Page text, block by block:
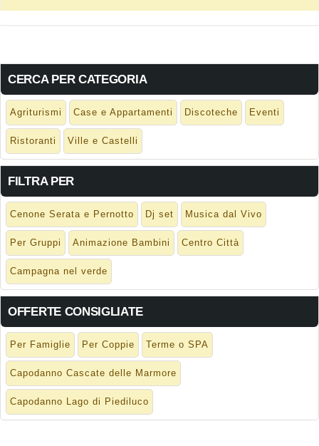
CERCA PER CATEGORIA
Agriturismi Case e Appartamenti Discoteche Eventi
Ristoranti Ville e Castelli
FILTRA PER
Cenone Serata e Pernotto Dj set Musica dal Vivo
Per Gruppi Animazione Bambini Centro Città
Campagna nel verde
OFFERTE CONSIGLIATE
Per Famiglie Per Coppie Terme o SPA
Capodanno Cascate delle Marmore
Capodanno Lago di Piediluco